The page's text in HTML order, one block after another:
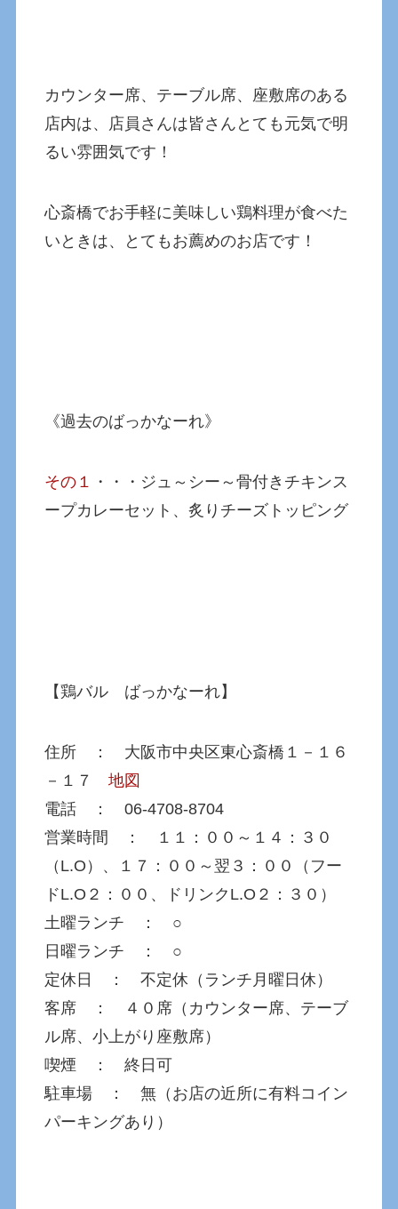
カウンター席、テーブル席、座敷席のある
店内は、店員さんは皆さんとても元気で明
るい雰囲気です！
心斎橋でお手軽に美味しい鶏料理が食べた
いときは、とてもお薦めのお店です！
《過去のばっかなーれ》
その１ ・・・ジュ～シー～骨付きチキンス
ープカレーセット、炙りチーズトッピング
【鶏バル ばっかなーれ】
住所 ： 大阪市中央区東心斎橋１－１６
－１７地図
電話 ： 06-4708-8704
営業時間 ： １１：００～１４：３０
（L.O）、１７：００～翌３：００（フー
ドL.O２：００、ドリンクL.O２：３０）
土曜ランチ ： ○
日曜ランチ ： ○
定休日 ： 不定休（ランチ月曜日休）
客席 ： ４０席（カウンター席、テーブ
ル席、小上がり座敷席）
喫煙 ： 終日可
駐車場 ： 無（お店の近所に有料コイン
パーキングあり）